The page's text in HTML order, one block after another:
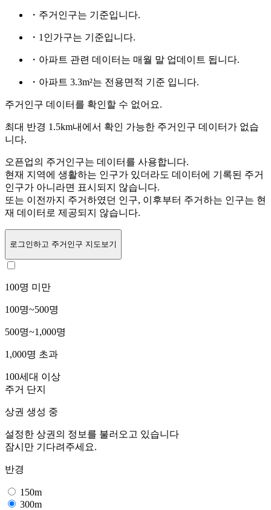
・주거인구는 기준입니다.
・1인가구는 기준입니다.
・아파트 관련 데이터는 매월 말 업데이트 됩니다.
・아파트 3.3m²는 전용면적 기준 입니다.
주거인구 데이터를 확인할 수 없어요.
최대 반경 1.5km내에서 확인 가능한 주거인구 데이터가 없습
니다.
오픈업의 주거인구는 데이터를 사용합니다.
현재 지역에 생활하는 인구가 있더라도 데이터에 기록된 주거
인구가 아니라면 표시되지 않습니다.
또는 이전까지 주거하였던 인구, 이후부터 주거하는 인구는 현
재 데이터로 제공되지 않습니다.
로그인하고 주거인구 지도보기
100명 미만
100명~500명
500명~1,000명
1,000명 초과
100세대 이상
주거 단지
상권 생성 중
설정한 상권의 정보를 불러오고 있습니다
잠시만 기다려주세요.
반경
150m
300m